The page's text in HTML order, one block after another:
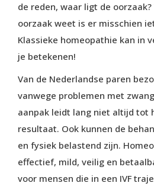
de reden, waar ligt de
oorzaak weet is er misschien
Klassieke homeopathie kan in
je betekenen!
Van de Nederlandse paren
vanwege problemen met
aanpak leidt lang niet altijd tot
resultaat. Ook kunnen de
en fysiek belastend zijn.
effectief, mild, veilig en
voor mensen die in een IVF